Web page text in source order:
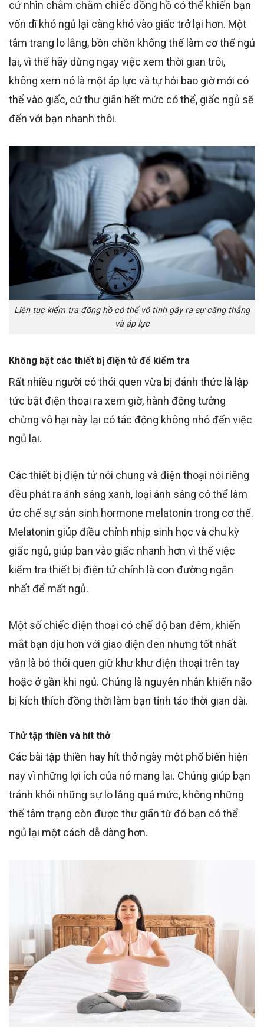
cứ nhìn chằm chằm chiếc đồng hồ có thể khiến bạn
vốn dĩ khó ngủ lại càng khó vào giấc trở lại hơn. Một
tâm trạng lo lắng, bồn chồn không thể làm cơ thể ngủ
lại, vì thế hãy dừng ngay việc xem thời gian trôi,
không xem nó là một áp lực và tự hỏi bao giờ mới có
thể vào giấc, cứ thư giãn hết mức có thể, giấc ngủ sẽ
đến với bạn nhanh thôi.
Liên tục kiểm tra đồng hồ có thể vô tình gây ra sự căng thẳng
và áp lực
Không bật các thiết bị điện tử để kiểm tra
Rất nhiều người có thói quen vừa bị đánh thức là lập
tức bật điện thoại ra xem giờ, hành động tưởng
chừng vô hại này lại có tác động không nhỏ đến việc
ngủ lại.
Các thiết bị điện tử nói chung và điện thoại nói riêng
đều phát ra ánh sáng xanh, loại ánh sáng có thể làm
ức chế sự sản sinh hormone melatonin trong cơ thể.
Melatonin giúp điều chỉnh nhịp sinh học và chu kỳ
giấc ngủ, giúp bạn vào giấc nhanh hơn vì thế việc
kiểm tra thiết bị điện tử chính là con đường ngắn
nhất để mất ngủ.
Một số chiếc điện thoại có chế độ ban đêm, khiến
mắt bạn dịu hơn với giao diện đen nhưng tốt nhất
vẫn là bỏ thói quen giữ khư khư điện thoại trên tay
hoặc ở gần khi ngủ. Chúng là nguyên nhân khiến não
bị kích thích đồng thời làm bạn tỉnh táo thời gian dài.
Thử tập thiền và hít thở
Các bài tập thiền hay hít thở ngày một phổ biến hiện
nay vì những lợi ích của nó mang lại. Chúng giúp bạn
tránh khỏi những sự lo lắng quá mức, không những
thế tâm trạng còn được thư giãn từ đó bạn có thể
ngủ lại một cách dễ dàng hơn.